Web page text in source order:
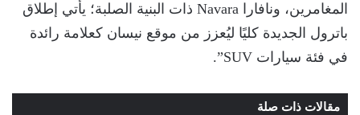
المغامرين، ونافارا Navara ذات البنية الصلبة؛ يأتي إطلاق
باترول الجديدة كليًا ليُعزز من موقع نيسان كعلامة رائدة
في فئة سيارات SUV”.
مقالات ذات صلة